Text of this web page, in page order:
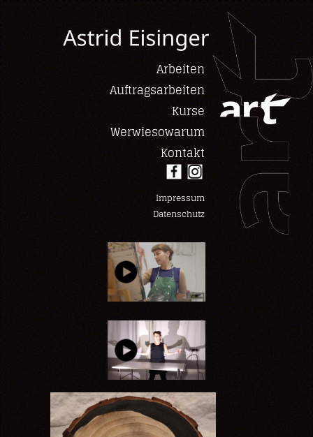
Arbeiten
Auftragsarbeiten
Kurse
Werwiesowarum
Kontakt
Impressum
Datenschutz